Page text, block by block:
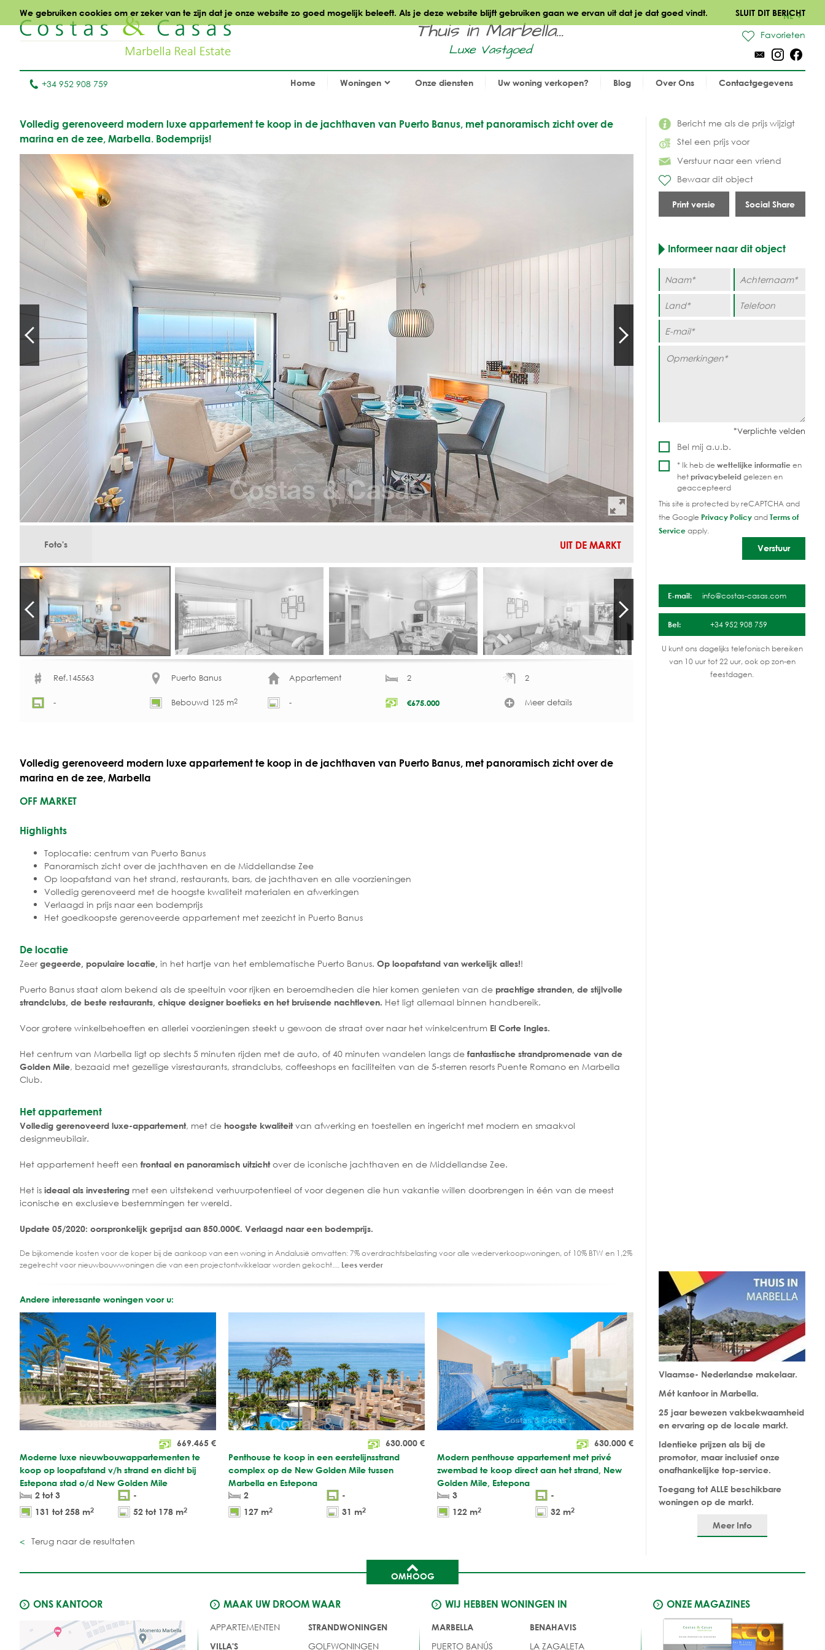
We gebruiken cookies om er zeker van te zijn dat je onze website zo goed mogelijk beleeft. Als je deze website blijft gebruiken gaan we ervan uit dat je dat goed vindt. SLUIT DIT BERICHT
Thuis in Marbella...
Luxe Vastgoed
NL
Favorieten
+34 952 908 759 Home Woningen Onze diensten Uw woning verkopen? Blog Over Ons Contactgegevens
Bericht me als de prijs wijzigt
Stel een prijs voor
Verstuur naar een vriend
Bewaar dit object
Print versie Social Share
Volledig gerenoveerd modern luxe appartement te koop in de jachthaven van Puerto Banus, met panoramisch zicht over de
marina en de zee, Marbella. Bodemprijs!
Foto's UIT DE MARKT
Ref.145563 Puerto Banus Appartement 2 2
- Bebouwd 125 m2 - €675.000 Meer details
Volledig gerenoveerd modern luxe appartement te koop in de jachthaven van Puerto Banus, met panoramisch zicht over de
marina en de zee, Marbella
OFF MARKET
Highlights
Toplocatie: centrum van Puerto Banus
Panoramisch zicht over de jachthaven en de Middellandse Zee
Op loopafstand van het strand, restaurants, bars, de jachthaven en alle voorzieningen
Volledig gerenoveerd met de hoogste kwaliteit materialen en afwerkingen
Verlaagd in prijs naar een bodemprijs
Het goedkoopste gerenoveerde appartement met zeezicht in Puerto Banus
De locatie
Zeergegeerde, populaire locatie, in het hartje van het emblematische Puerto Banus. Op loopafstand van werkelijk alles!!
Puerto Banus staat alom bekend als de speeltuin voor rijken en beroemdheden die hier komen genieten van de prachtige stranden, de stijlvolle
strandclubs, de beste restaurants, chique designer boetieks en het bruisende nachtleven. Het ligt allemaal binnen handbereik.
Voor grotere winkelbehoeften en allerlei voorzieningen steekt u gewoon de straat over naar het winkelcentrum El Corte Ingles.
Het centrum van Marbella ligt op slechts 5 minuten rijden met de auto, of 40 minuten wandelen langs de fantastische strandpromenade van de
Golden Mile, bezaaid met gezellige visrestaurants, strandclubs, coffeeshops en faciliteiten van de 5-sterren resorts Puente Romano en Marbella
Club.
Het appartement
Volledig gerenoveerd luxe-appartement, met de hoogste kwaliteitvan afwerking en toestellen en ingericht met modern en smaakvol
designmeubilair.
Het appartement heeft een frontaal en panoramisch uitzichtover de iconische jachthaven en de Middellandse Zee.
Het is ideaal als investering met een uitstekend verhuurpotentieel of voor degenen die hun vakantie willen doorbrengen in één van de meest
iconische en exclusieve bestemmingen ter wereld.
Update 05/2020: oorspronkelijk geprijsd aan 850.000€. Verlaagd naar een bodemprijs.
De bijkomende kosten voor de koper bij de aankoop van een woning in Andalusië omvatten: 7% overdrachtsbelasting voor alle wederverkoopwoningen, of 10% BTW en 1,2%
zegelrecht voor nieuwbouwwoningen die van een projectontwikkelaar worden gekocht.... Lees verder
Informeer naar dit object
Bel mij a.u.b.
* Ik heb de wettelijke informatie en
hetprivacybeleid gelezen en
geaccepteerd
This site is protected by reCAPTCHA and
the Google Privacy PolicyandTerms of
Serviceapply.
E-mail: info@costas-casas.com
Bel: +34 952 908 759
U kunt ons dagelijks telefonisch bereiken
van 10 uur tot 22 uur, ook op zon-en
feestdagen.
Vlaamse- Nederlandse makelaar.
Mét kantoor in Marbella.
25 jaar bewezen vakbekwaamheid
en ervaring op de locale markt.
Identieke prijzen als bij de
promotor, maar inclusief onze
onafhankelijke top-service.
Toegang tot ALLE beschikbare
woningen op de markt.
Meer Info
Andere interessante woningen voor u:
669.465 €
Moderne luxe nieuwbouwappartementen te
koop op loopafstand v/h strand en dicht bij
Estepona stad o/d New Golden Mile
2 tot 3
-
131 tot 258 m2 52 tot 178 m2
630.000 €
Penthouse te koop in een eerstelijnsstrand
complex op de New Golden Mile tussen
Marbella en Estepona
2
-
127 m2 31 m2
630.000 €
Modern penthouse appartement met privé
zwembad te koop direct aan het strand, New
Golden Mile, Estepona
3
-
122 m2 32 m2
Terug naar de resultaten
OMHOOG
ONS KANTOOR
MAAK UW DROOM WAAR
APPARTEMENTEN
VILLA'S
STRANDWONINGEN
GOLFWONINGEN
WIJ HEBBEN WONINGEN IN
MARBELLA
PUERTO BANÚS
BENAHAVIS
LA ZAGALETA
ONZE MAGAZINES